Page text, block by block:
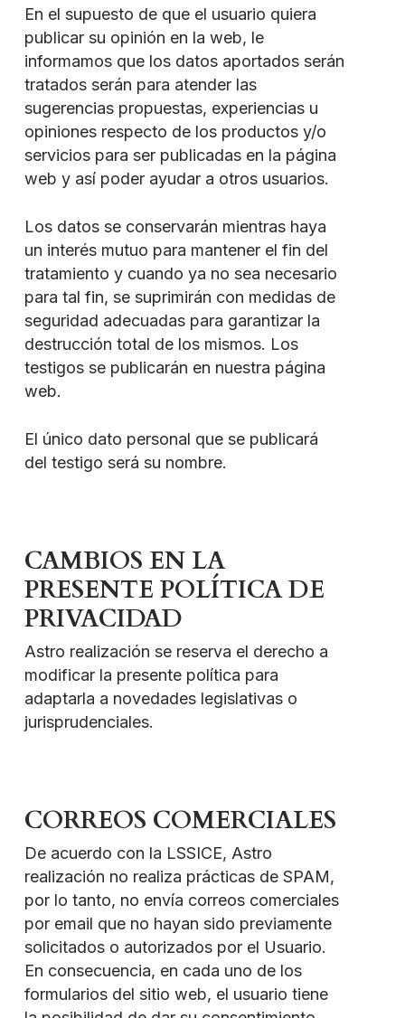
En el supuesto de que el usuario quiera
publicar su opinión en la web, le
informamos que los datos aportados serán
tratados serán para atender las
sugerencias propuestas, experiencias u
opiniones respecto de los productos y/o
servicios para ser publicadas en la página
web y así poder ayudar a otros usuarios.
Los datos se conservarán mientras haya
un interés mutuo para mantener el fin del
tratamiento y cuando ya no sea necesario
para tal fin, se suprimirán con medidas de
seguridad adecuadas para garantizar la
destrucción total de los mismos. Los
testigos se publicarán en nuestra página
web.
El único dato personal que se publicará
del testigo será su nombre.
CAMBIOS EN LA
PRESENTE POLÍTICA DE
PRIVACIDAD
Astro realización se reserva el derecho a
modificar la presente política para
adaptarla a novedades legislativas o
jurisprudenciales.
CORREOS COMERCIALES
De acuerdo con la LSSICE, Astro
realización no realiza prácticas de SPAM,
por lo tanto, no envía correos comerciales
por email que no hayan sido previamente
solicitados o autorizados por el Usuario.
En consecuencia, en cada uno de los
formularios del sitio web, el usuario tiene